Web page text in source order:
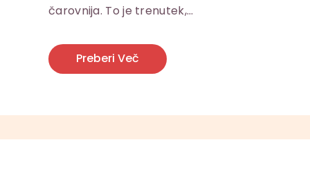
čarovnija. To je trenutek,…
Preberi Več